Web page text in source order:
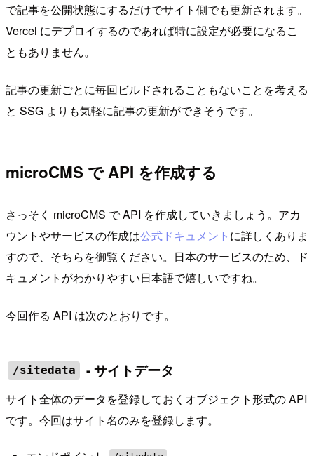
で記事を公開状態にするだけでサイト側でも更新されます。
Vercel にデプロイするのであれば特に設定が必要になるこ
ともありません。
記事の更新ごとに毎回ビルドされることもないことを考える
と SSG よりも気軽に記事の更新ができそうです。
microCMS で API を作成する
さっそく microCMS で API を作成していきましょう。アカ
ウントやサービスの作成は公式ドキュメント に詳しくありま
すので、そちらを御覧ください。日本のサービスのため、ド
キュメントがわかりやすい日本語で嬉しいですね。
今回作る API は次のとおりです。
/sitedata - サイトデータ
サイト全体のデータを登録しておくオブジェクト形式の API
です。今回はサイト名のみを登録します。